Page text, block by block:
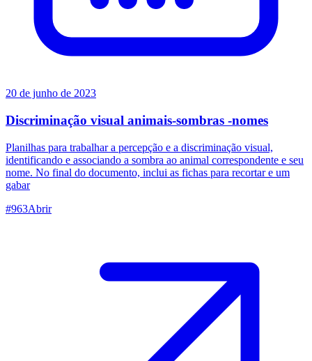
20 de junho de 2023
Discriminação visual animais-sombras -nomes
Planilhas para trabalhar a percepção e a discriminação visual,
identificando e associando a sombra ao animal correspondente e seu
nome. No final do documento, inclui as fichas para recortar e um
gabar
#963Abrir